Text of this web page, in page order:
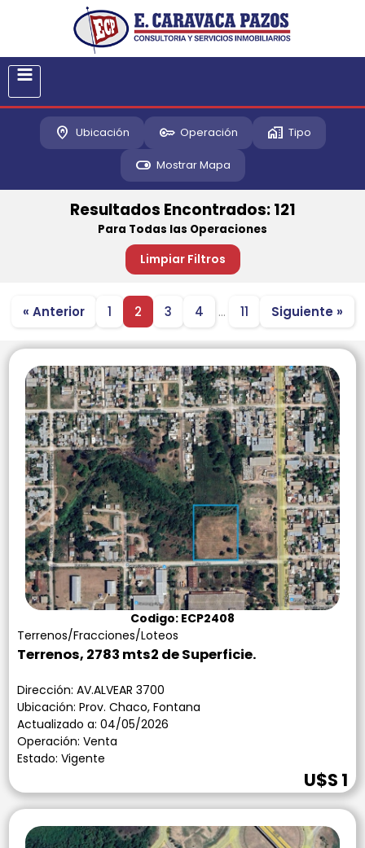
Inicio
Quiero Alquilar
Quiero Comprar
Quiero Vender
La Empresa
Servicios
Contacto
home_pin Ubicación key Operación home_work Tipo
toggle_on Mostrar Mapa
Resultados Encontrados:121
Para Todas las Operaciones
Limpiar Filtros
« Anterior 1 2 3 4 … 11 Siguiente »
Codigo: ECP2408
Terrenos/Fracciones/Loteos
Terrenos, 2783 mts2 de Superficie.
Dirección: AV.ALVEAR 3700
Ubicación: Prov. Chaco, Fontana
Actualizado a: 04/05/2026
Operación: Venta
Estado: Vigente
U$S 1